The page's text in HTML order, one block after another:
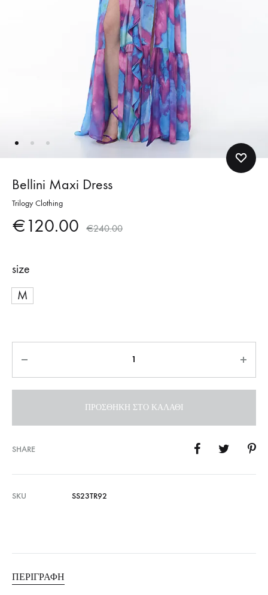
Bellini Maxi Dress
Trilogy Clothing
€120.00 €240.00
size
M
ΠΡΟΣΘΉΚΗ ΣΤΟ ΚΑΛΆΘΙ
SHARE
SKU SS23TR92
ΠΕΡΙΓΡΑΦΉ